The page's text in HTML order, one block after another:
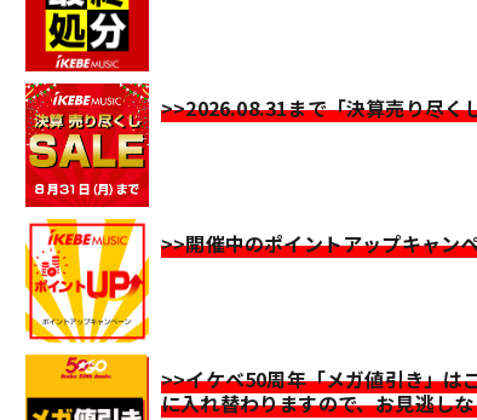
>>2026.08.31まで「決算売り尽く
>>開催中のポイントアップキャン
>>イケベ50周年「メガ値引き」は
に入れ替わりますので、お見逃し